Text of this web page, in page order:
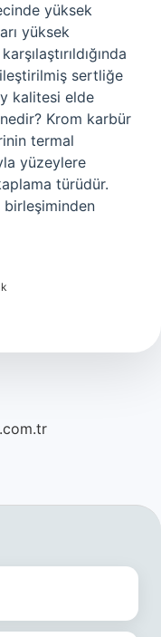
yüksek
yüksek
sertliğe
kalitesi elde
Krom karbür
termal
yüzeylere
türüdür.